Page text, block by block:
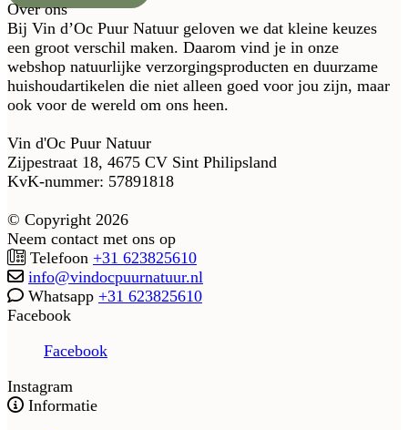
Over ons
Bij Vin d’Oc Puur Natuur geloven we dat kleine keuzes
een groot verschil maken. Daarom vind je in onze
webshop natuurlijke verzorgingsproducten en duurzame
huishoudartikelen die niet alleen goed voor jou zijn, maar
ook voor de wereld om ons heen.
Vin d'Oc Puur Natuur
Zijpestraat 18, 4675 CV Sint Philipsland
KvK-nummer: 57891818
© Copyright 2026
Neem contact met ons op
Telefoon +31 623825610
info@vindocpuurnatuur.nl
Whatsapp +31 623825610
Facebook
Facebook
Instagram
Informatie